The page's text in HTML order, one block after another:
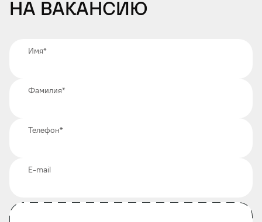
на вакансию
Имя*
Фамилия*
Телефон*
E-mail